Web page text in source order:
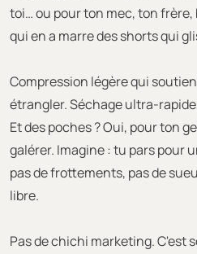
toi… ou pour ton mec, ton
qui en a marre des shorts qui
Compression légère qui
étrangler. Séchage ultra-
Et des poches ? Oui, pour ton
galérer. Imagine : tu pars pour
pas de frottements, pas de
libre.
Pas de chichi marketing. C'est